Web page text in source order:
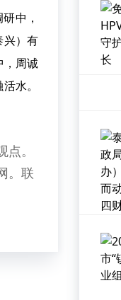
中，
兴）有
，周诚
水。
。
。联